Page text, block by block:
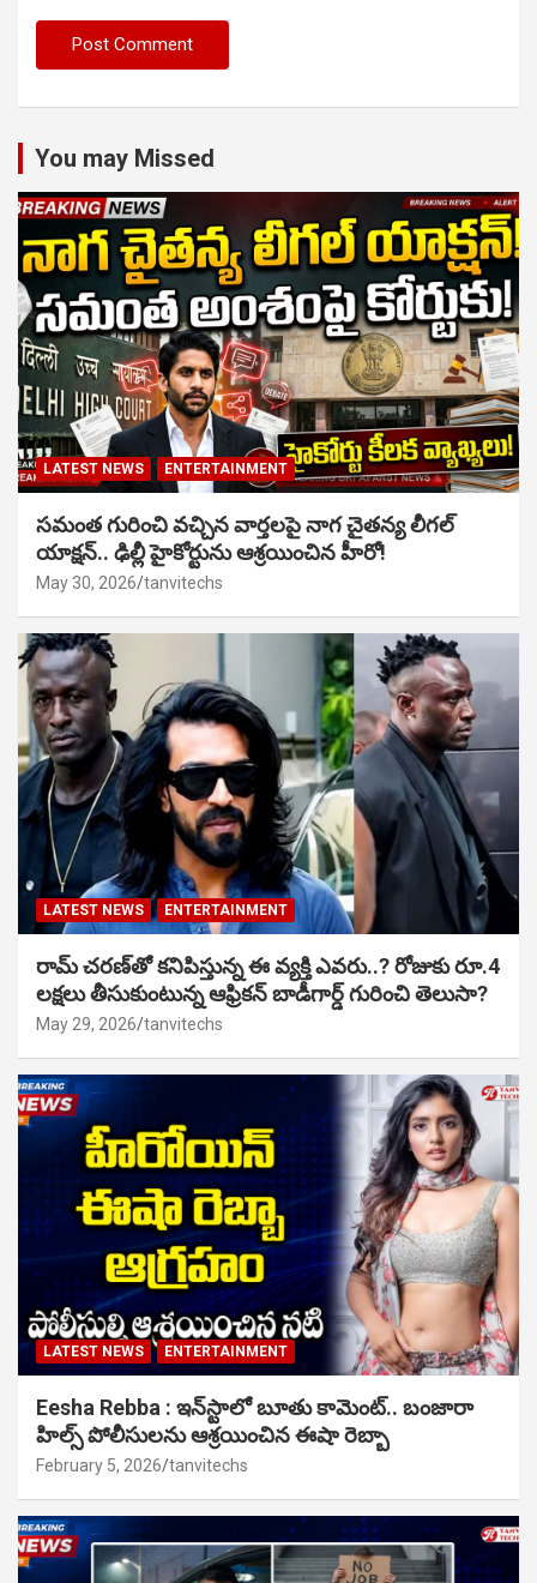
You may Missed
LATEST NEWS ENTERTAINMENT
సమంత గురించి వచ్చిన వార్తలపై నాగ చైతన్య లీగల్
యాక్షన్.. ఢిల్లీ హైకోర్టును ఆశ్రయించిన హీరో!
May 30, 2026 tanvitechs
LATEST NEWS ENTERTAINMENT
రామ్ చరణ్‌తో కనిపిస్తున్న ఈ వ్యక్తి ఎవరు..? రోజుకు రూ.4
లక్షలు తీసుకుంటున్న ఆఫ్రికన్ బాడీగార్డ్ గురించి తెలుసా?
May 29, 2026 tanvitechs
LATEST NEWS ENTERTAINMENT
Eesha Rebba : ఇన్‌స్టాలో బూతు కామెంట్.. బంజారా
హిల్స్ పోలీసులను ఆశ్రయించిన ఈషా రెబ్బా
February 5, 2026 tanvitechs